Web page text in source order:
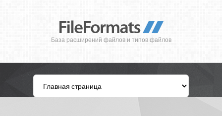
База расширений файлов и типов файлов